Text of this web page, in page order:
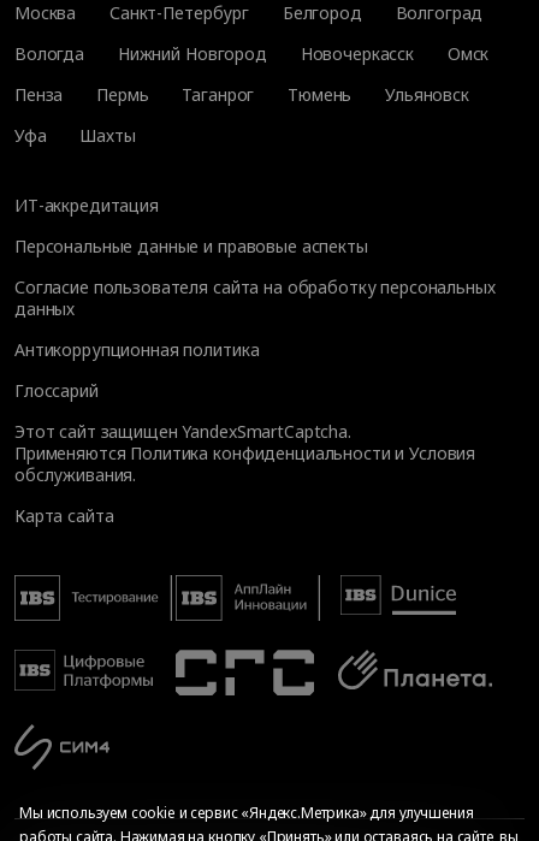
Москва
Санкт-Петербург Белгород
Волгоград
Вологда
Нижний Новгород Новочеркасск
Омск
Пенза
Пермь Таганрог Тюмень
Ульяновск
Уфа
Шахты
ИТ-аккредитация
Персональные данные и правовые аспекты
Согласие пользователя сайта на обработку персональных
данных
Антикоррупционная политика
Глоссарий
Этот сайт защищен YandexSmartCaptcha.
Применяются Политика конфиденциальности иУсловия
обслуживания.
Карта сайта
Мы используем cookie и сервис «Яндекс.Метрика» для улучшения
работы сайта. Нажимая на кнопку «Принять» или оставаясь на сайте, вы